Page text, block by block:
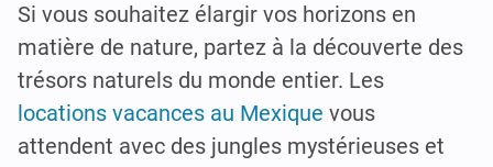
Si vous souhaitez élargir vos horizons en
matière de nature, partez à la découverte des
trésors naturels du monde entier. Les
locations vacances au Mexique vous
attendent avec des jungles mystérieuses et